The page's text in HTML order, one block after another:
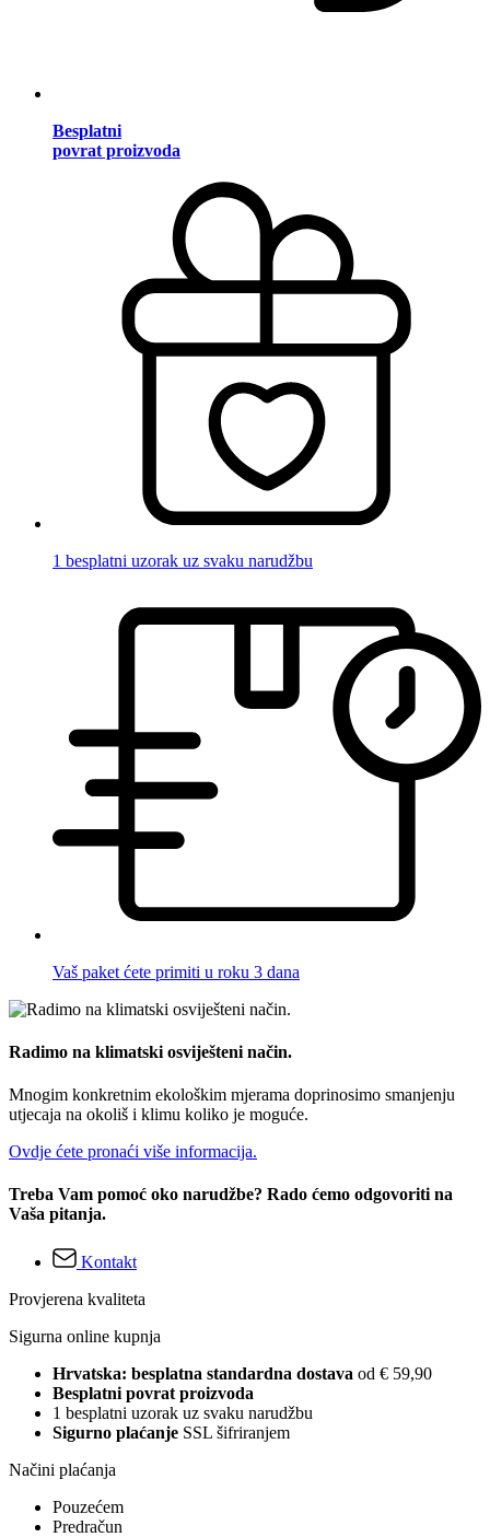
Besplatni
povrat proizvoda
1 besplatni uzorak uz svaku narudžbu
Vaš paket ćete primiti u roku 3 dana
Radimo na klimatski osviješteni način.
Mnogim konkretnim ekološkim mjerama doprinosimo smanjenju
utjecaja na okoliš i klimu koliko je moguće.
Ovdje ćete pronaći više informacija.
Treba Vam pomoć oko narudžbe? Rado ćemo odgovoriti na
Vaša pitanja.
Kontakt
Provjerena kvaliteta
Sigurna online kupnja
Hrvatska: besplatna standardna dostava od € 59,90
Besplatni povrat proizvoda
1 besplatni uzorak uz svaku narudžbu
Sigurno plaćanje SSL šifriranjem
Načini plaćanja
Pouzećem
Predračun